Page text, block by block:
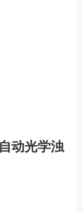
动光学浊